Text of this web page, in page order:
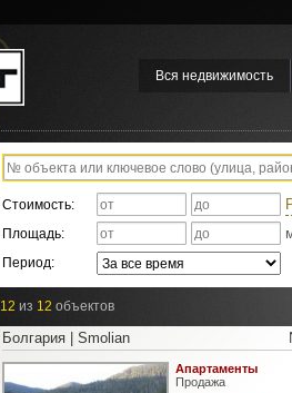
Вся недвижимость
Стоимость:
Площадь:
Период:
12 из 12 объектов
Болгария | Smolian
Апартаменты
Продажа